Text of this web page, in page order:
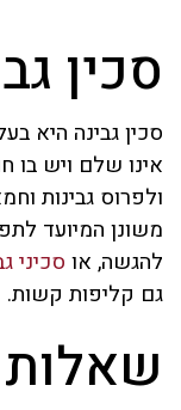
סכין
סכין גבינה היא
אינו שלם ויש בו
ולפרוס גבינות
משונן המיועד
להגשה, או סכיני
גם קליפות קשות.